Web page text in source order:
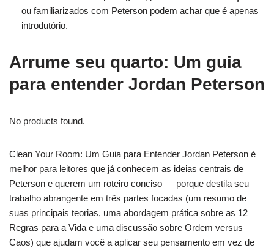
ou familiarizados com Peterson podem achar que é apenas
introdutório.
Arrume seu quarto: Um guia
para entender Jordan Peterson
No products found.
Clean Your Room: Um Guia para Entender Jordan Peterson é
melhor para leitores que já conhecem as ideias centrais de
Peterson e querem um roteiro conciso — porque destila seu
trabalho abrangente em três partes focadas (um resumo de
suas principais teorias, uma abordagem prática sobre as 12
Regras para a Vida e uma discussão sobre Ordem versus
Caos) que ajudam você a aplicar seu pensamento em vez de